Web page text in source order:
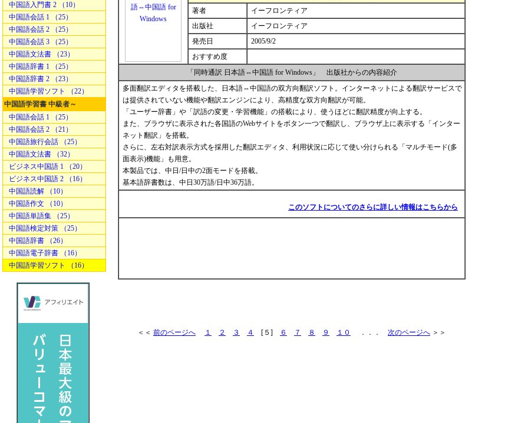
中国語入門書 2 （10）
中国語会話 1 （25）
中国語会話 2 （25）
中国語会話 3 （25）
中国語文法書 （23）
中国語辞書 1 （25）
中国語辞書 2 （23）
中国語学習ソフト （22）
中国語学習書 中級者～
中国語会話 1 （25）
中国語会話 2 （21）
中国語旅行会話 （25）
中国語文法書 （32）
ビジネス中国語 1 （20）
ビジネス中国語 2 （16）
中国語読解 （10）
中国語作文 （10）
中国語単語集 （25）
中国語検定対策 （25）
中国語辞書 （26）
中国語電子辞書 （16）
中国語学習ソフト （16）
著者
イーフロンティア
出版社
イーフロンティア
発売日
2005/9/2
おすすめ度
「同時通訳 日本語⇔中国語 for Windows」 出版社からの内容紹介
多面翻訳エディタを搭載した、日本語⇔中国語の双方向翻訳ソフト。インターネットによる翻訳サービスで
は提供されていない機能や翻訳エンジンにより、高精度な双方向翻訳が可能。
「ユーザー辞書」や「訳語の変更・学習機能」の搭載により、使うほどに翻訳精度が向上する。
また、ブラウザに表示された各国語のWebサイトをボタン一つで翻訳し、ブラウザ上に表示する「インター
ネット翻訳」を搭載。
さらに、左右対訳表示方式を採用した翻訳エディタ、利用状況に応じて使い分けられる「マルチモード(多
面表示)機能」も用意。
本製品では、中日/日中の2面モードを搭載。
基本語辞書数は、中日30万語/日中36万語。
このソフトについてのさらに詳しい情報はこちらから
＜＜ 前のページへ １ ２ ３ ４ [５] ６ ７ ８ ９ １０ ．．． 次のページへ ＞＞